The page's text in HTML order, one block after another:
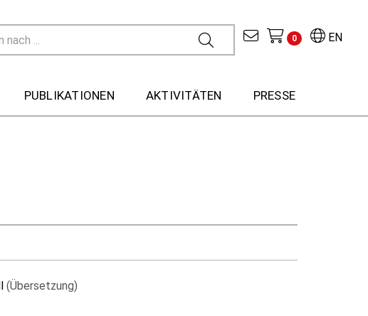
EN
0
PUBLIKATIONEN AKTIVITÄTEN PRESSE
(Übersetzung)